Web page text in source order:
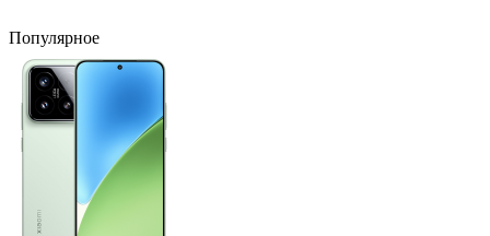
Популярное